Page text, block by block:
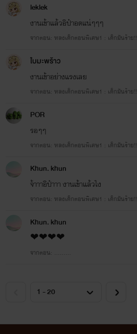
leklek
งานเข้าแล้วอิป๋าอดแน่ๆๆๆ
จากตอน: หลงเด็กตอนพิเศษ1 : เด็กมันร้าย!!
ใบมะพร้าว
งานเข้าอย่างแรงเลย
จากตอน: หลงเด็กตอนพิเศษ1 : เด็กมันร้าย!!
POR
รอๆๆ
จากตอน: หลงเด็กตอนพิเศษ1 : เด็กมันร้าย!!
Khun. khun
จ้าาาอิป๋าาา งานเข้าแล้วไง
จากตอน: หลงเด็กตอนพิเศษ1 : เด็กมันร้าย!!
Khun. khun
❤❤❤❤
จากตอน: .........